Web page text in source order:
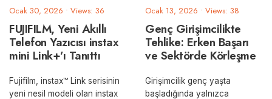
Ocak 30, 2026 • Views: 36
FUJIFILM, Yeni Akıllı
Telefon Yazıcısı instax
mini Link+’ı Tanıttı
Fujifilm, instax™ Link serisinin
yeni nesil modeli olan instax
Ocak 13, 2026 • Views: 38
Genç Girişimcilikte
Tehlike: Erken Başarı
ve Sektörde Körleşme
Girişimcilik genç yaşta
başladığında yalnızca